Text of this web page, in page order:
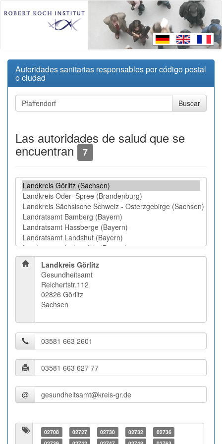
Autoridades sanitarias responsables por código postal
o ciudad
Las autoridades de salud que se
encuentran 7
Landkreis Görlitz
Gesundheitsamt
Reichertstr.112
02826 Görlitz
Sachsen
@
02708 02727 02730 02732
02736